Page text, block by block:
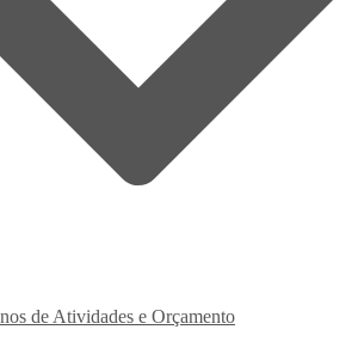
de Atividades e Orçamento